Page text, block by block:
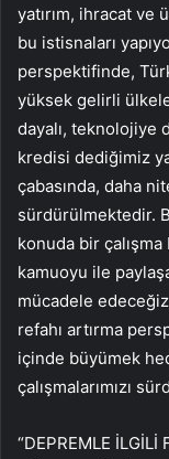
yatırım, ihracat ve
bu istisnaları
perspektifinde,
yüksek gelirli
dayalı, teknolojiye
kredisi dediğimiz
çabasında, daha
sürdürülmektedir.
konuda bir
kamuoyu ile
mücadele
refahı artırma
içinde büyümek
çalışmalarımızı
“DEPREMLE İLGİLİ